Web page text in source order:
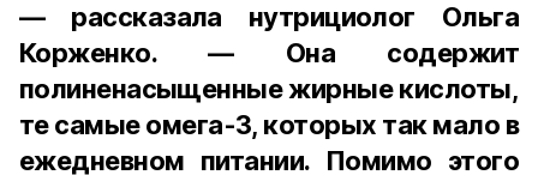
— рассказала нутрициолог Ольга
Корженко. — Она содержит
полиненасыщенные жирные кислоты,
те самые омега-3, которых так мало в
ежедневном питании. Помимо этого